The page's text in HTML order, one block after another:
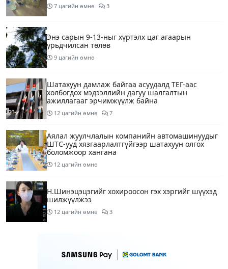
7 цагийн өмнө 3
Энэ сарын 9-13-ныг хүртэлх цаг агаарын
урьдчилсан төлөв
9 цагийн өмнө
Шатахуун дамлаж байгаа асуудалд ТЕГ-аас
холбогдох мэдээллийн дагуу шалгалтын
ажиллагааг эрчимжүүлж байна
12 цагийн өмнө 7
Аялал жуулчлалын компанийн автомашинуудыг
ШТС-ууд хязгаарлалтгүйгээр шатахуун олгох
боломжоор хангана
12 цагийн өмнө
Н.Шинэцэцэгийг хохироосон гэх хэргийг шүүхэд
шилжүүлжээ
12 цагийн өмнө 3
байгааг 100 мянга болгож нэмэгдүүлэхээр
ажиллаж байна